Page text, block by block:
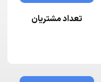
تعداد مشتریان